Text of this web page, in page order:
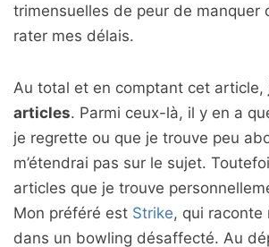
trimensuelles de peur de manquer
rater mes délais.
Au total et en comptant cet article,
articles. Parmi ceux-là, il y en a
je regrette ou que je trouve peu
m’étendrai pas sur le sujet.
articles que je trouve
Mon préféré est Strike, qui raconte
dans un bowling désaffecté. Au